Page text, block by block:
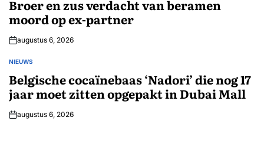
Broer en zus verdacht van beramen
moord op ex-partner
augustus 6, 2026
GEPLAATST
NIEUWS
Belgische cocaïnebaas ‘Nadori’ die nog 17
jaar moet zitten opgepakt in Dubai Mall
augustus 6, 2026